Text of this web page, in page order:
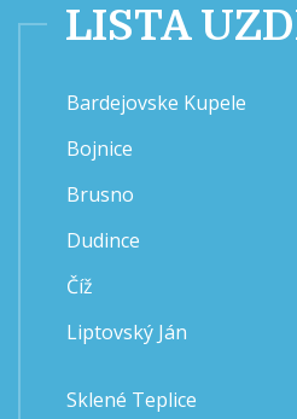
LISTA
Bardejovske Kupele
Bojnice
Brusno
Dudince
Číž
Liptovský Ján
Sklené Teplice